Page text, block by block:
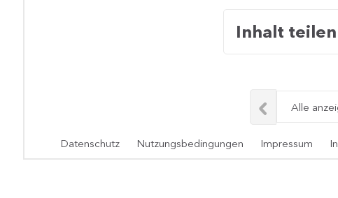
Inhalt teilen
Alle
Datenschutz Nutzungsbedingungen Impressum